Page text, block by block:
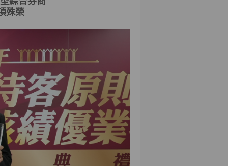
殊榮